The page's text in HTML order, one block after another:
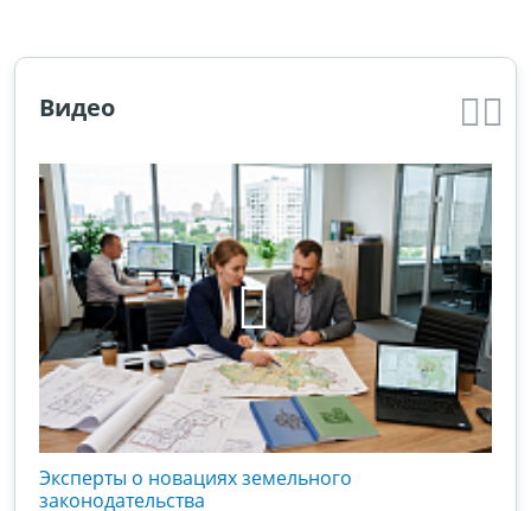
Видео
Эксперты о новациях земельного
законодательства